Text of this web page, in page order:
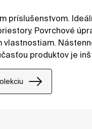
príslušenstvom.
Povrchové
vlastnostiam.
produktov je